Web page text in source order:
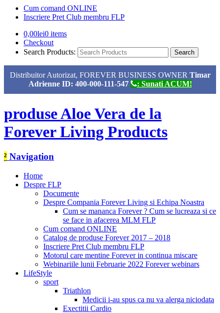
Cum comand ONLINE
Inscriere Pret Club membru FLP
0,00lei0 items
Checkout
Search Products:
Distribuitor Autorizat, FOREVER BUSINESS OWNER Timar
Adrienne ID: 400-000-111-547
: Sunati ACUM!
produse Aloe Vera de la
Forever Living Products
² Navigation
Home
Despre FLP
Documente
Despre Compania Forever Living si Echipa Noastra
Cum se mananca Forever ? Cum se lucreaza si ce
se face in afacerea MLM FLP
Cum comand ONLINE
Catalog de produse Forever 2017 – 2018
Inscriere Pret Club membru FLP
Motorul care mentine Forever in continua miscare
Webinariile lunii Februarie 2022 Forever webinars
LifeStyle
sport
Triathlon
Medicii i-au spus ca nu va alerga niciodata
Exectitii Cardio